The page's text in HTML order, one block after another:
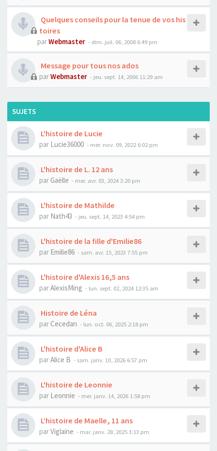
Quelques conseils pour la tenue de vos his
toires
parWebmaster - dim. juil. 06, 2008 6:49 pm
Message pour tous nos ados
parWebmaster - jeu. sept. 14, 2006 11:29 am
SUJETS
L'histoire de Lucie
par Lucie36000 - mer. nov. 09, 2022 6:02 pm
L'histoire de L. 12 ans
par Gaëlle - mer. avr. 03, 2024 3:20 pm
L'histoire de Mathilde
par Nath43 - jeu. sept. 14, 2023 4:54 pm
L'histoire de la fille d'Emilie86
par Emilie86 - sam. avr. 15, 2023 7:55 pm
L'histoire d'Alexis 16,5 ans
parAlexisMing - lun. sept. 02, 2024 12:35 am
Histoire de Léna
par Cecedan - lun. oct. 06, 2025 2:18 pm
L'histoire d'Alice B
parAlice B - sam. janv. 10, 2026 6:57 pm
L'histoire de Leonnie
par Leonnie - mer. janv. 14, 2026 1:58 pm
L’histoire de Maelle, 11 ans
parViglaine - mar. janv. 28, 2025 3:13 pm